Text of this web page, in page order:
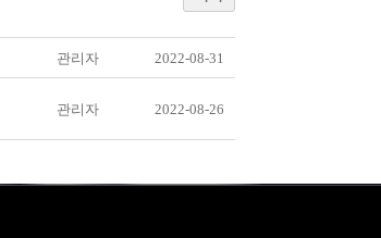
관리자 2022-08-31
관리자 2022-08-26